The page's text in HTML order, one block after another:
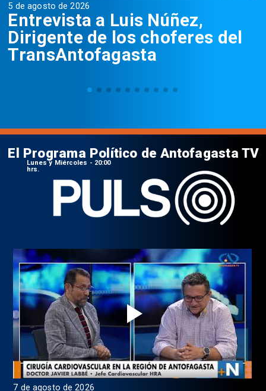
5 de agosto de 2026
Entrevista a Luis Núñez,
Dirigente de los choferes del
TransAntofagasta
7 de agosto de 2026
El Programa Político de Antofagasta TV
Lunes y Miércoles - 20:00
hrs.